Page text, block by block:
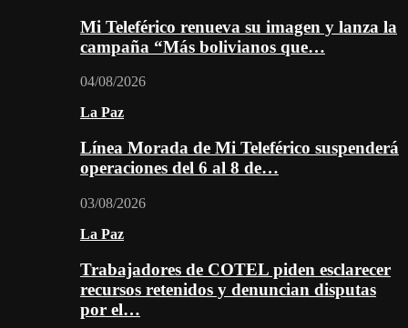
Mi Teleférico renueva su imagen y lanza la
campaña “Más bolivianos que…
04/08/2026
La Paz
Línea Morada de Mi Teleférico suspenderá
operaciones del 6 al 8 de…
03/08/2026
La Paz
Trabajadores de COTEL piden esclarecer
recursos retenidos y denuncian disputas
por el…